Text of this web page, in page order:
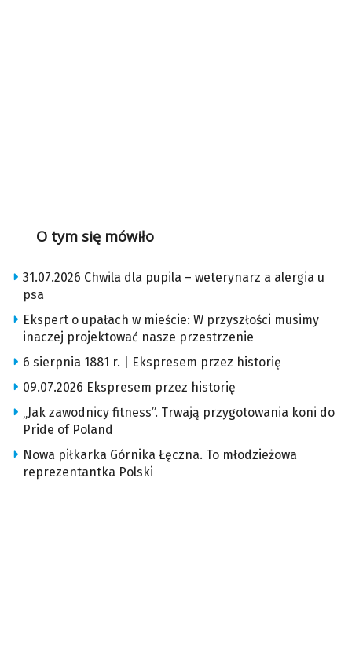
O tym się mówiło
31.07.2026 Chwila dla pupila – weterynarz a alergia u
psa
Ekspert o upałach w mieście: W przyszłości musimy
inaczej projektować nasze przestrzenie
6 sierpnia 1881 r. | Ekspresem przez historię
09.07.2026 Ekspresem przez historię
„Jak zawodnicy fitness”. Trwają przygotowania koni do
Pride of Poland
Nowa piłkarka Górnika Łęczna. To młodzieżowa
reprezentantka Polski